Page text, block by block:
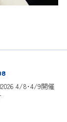
4/8･4/9開催